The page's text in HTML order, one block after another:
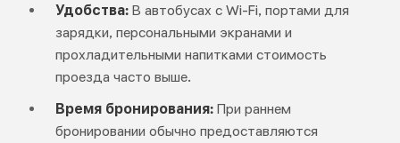
Удобства:В автобусах с Wi-Fi, портами для
зарядки, персональными экранами и
прохладительными напитками стоимость
проезда часто выше.
Время бронирования:При раннем
бронировании обычно предоставляются